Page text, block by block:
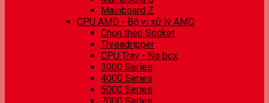
Mainboard Z
CPU AMD - Bộ vi xử lý AMD
Chọn theo Socket
Threadripper
CPU Tray - No box
3000 Series
4000 Series
5000 Series